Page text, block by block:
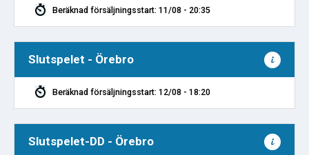
Beräknad försäljningsstart: 11/08 - 20:35
Slutspelet - Örebro
Beräknad försäljningsstart: 12/08 - 18:20
Slutspelet-DD - Örebro